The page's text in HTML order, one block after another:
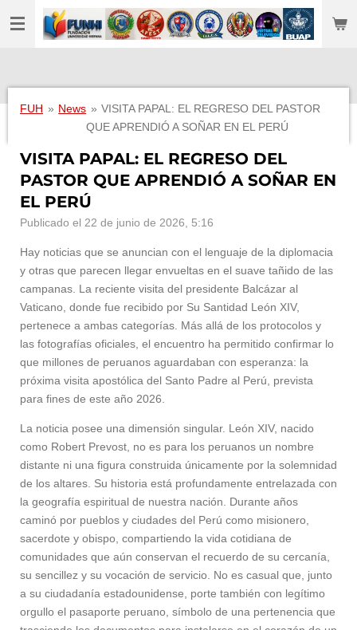
Ir
al
FUH » News » VISITA PAPAL: EL REGRESO DEL PASTOR
QUE APRENDIÓ A SOÑAR EN EL PERÚ
VISITA PAPAL: EL REGRESO DEL
PASTOR QUE APRENDIÓ A SOÑAR EN
EL PERÚ
Publicado el 22 de junio de 2026, 5:16
Hay noticias que se anuncian con el lenguaje de la diplomacia
y otras que parecen llegar envueltas en el suave tañido de las
campanas. La reciente visita del presidente Balcázar al
Vaticano, donde fue recibido por Su Santidad León XIV,
pertenece a ambas categorías. Más allá de los protocolos y
las fotografías oficiales, el encuentro ha permitido confirmar lo
que millones de peruanos aguardaban con esperanza: la
próxima visita apostólica del Santo Padre al Perú, prevista
para fines de este año 2026.
La noticia posee una dimensión singular. León XIV, nacido
como Robert Prevost, no es para los peruanos un nombre
distante ni una figura construida únicamente por la solemnidad
de los altares. Su historia está profundamente entrelazada con
la geografía espiritual de nuestra nación. Durante años
caminó por pueblos y ciudades del Perú como misionero,
sacerdote y obispo, compartiendo la vida cotidiana de
comunidades que aún conservan el recuerdo de su cercanía,
su sencillez y su vocación de servicio. No es casual que, junto
a su ciudadanía estadounidense, porte también con legítimo
orgullo el pasaporte peruano, símbolo de una pertenencia que